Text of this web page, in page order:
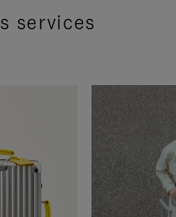
services